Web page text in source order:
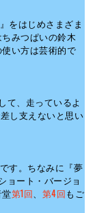
をはじめさまざま
みつぱいの鈴木
い方は芸術的で
て、走っているよ
し支えないと思い
す。ちなみに『夢
ョート・バージョ
第1回 第4回もご